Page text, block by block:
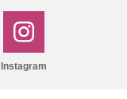
Instagram